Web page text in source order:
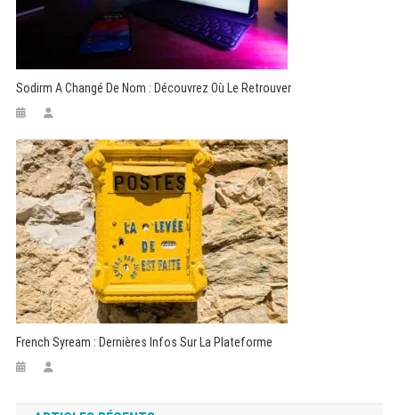
Sodirm A Changé De Nom : Découvrez Où Le Retrouver
French Syream : Dernières Infos Sur La Plateforme